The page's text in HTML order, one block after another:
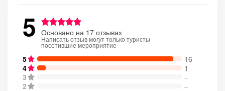
5 Основано на 17 отзывах
Написать отзыв могут только туристы
посетившие мероприятие
5
16
4
1
3
–
2
–